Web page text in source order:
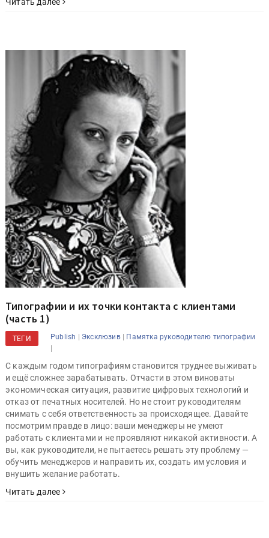
Типографии и их точки контакта с клиентами
(часть 1)
ТЕГИ Publish | Эксклюзив| Памятка руководителю типографии
|
С каждым годом типографиям становится труднее выживать
и ещё сложнее зарабатывать. Отчасти в этом виноваты
экономическая ситуация, развитие цифровых технологий и
отказ от печатных носителей. Но не стоит руководителям
снимать с себя ответственность за происходящее. Давайте
посмотрим правде в лицо: ваши менеджеры не умеют
работать с клиентами и не проявляют никакой активности. А
вы, как руководители, не пытаетесь решать эту проблему —
обучить менеджеров и направить их, создать им условия и
внушить желание работать.
Читать далее